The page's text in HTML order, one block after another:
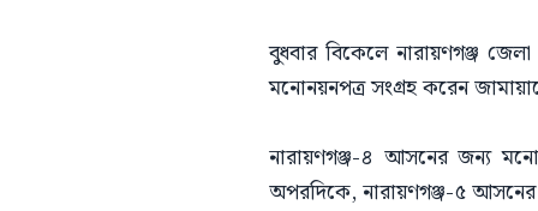
বুধবার বিকেলে নারায়ণগঞ্জ
মনোনয়নপত্র সংগ্রহ করেন
নারায়ণগঞ্জ-৪ আসনের জন্য
অপরদিকে, নারায়ণগঞ্জ-৫ আসনের